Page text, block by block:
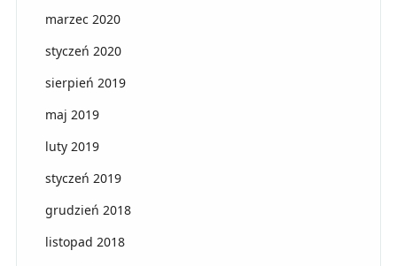
marzec 2020
styczeń 2020
sierpień 2019
maj 2019
luty 2019
styczeń 2019
grudzień 2018
listopad 2018